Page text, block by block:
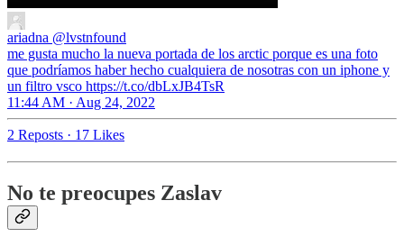
ariadna @lvstnfound
me gusta mucho la nueva portada de los arctic porque es una foto
que podríamos haber hecho cualquiera de nosotras con un iphone y
un filtro vsco https://t.co/dbLxJB4TsR
11:44 AM · Aug 24, 2022
2 Reposts · 17 Likes
No te preocupes Zaslav